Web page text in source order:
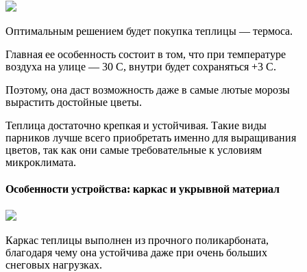
Оптимальным решением будет покупка теплицы — термоса.
Главная ее особенность состоит в том, что при температуре
воздуха на улице — 30 С, внутри будет сохраняться +3 С.
Поэтому, она даст возможность даже в самые лютые морозы
вырастить достойные цветы.
Теплица достаточно крепкая и устойчивая. Такие виды
парников лучше всего приобретать именно для выращивания
цветов, так как они самые требовательные к условиям
микроклимата.
Особенности устройства: каркас и укрывной материал
Каркас теплицы выполнен из прочного поликарбоната,
благодаря чему она устойчива даже при очень больших
снеговых нагрузках.